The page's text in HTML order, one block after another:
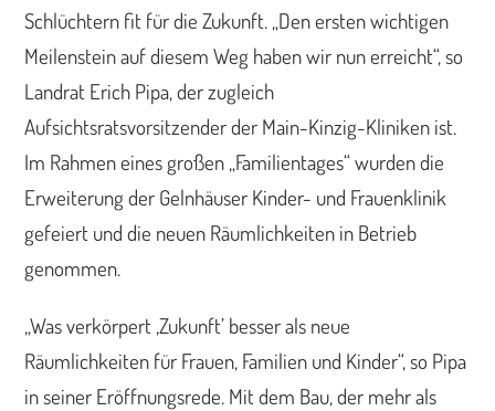
Schlüchtern fit für die Zukunft. „Den ersten wichtigen
Meilenstein auf diesem Weg haben wir nun erreicht“, so
Landrat Erich Pipa, der zugleich
Aufsichtsratsvorsitzender der Main-Kinzig-Kliniken ist.
Im Rahmen eines großen „Familientages“ wurden die
Erweiterung der Gelnhäuser Kinder- und Frauenklinik
gefeiert und die neuen Räumlichkeiten in Betrieb
genommen.
„Was verkörpert ‚Zukunft’ besser als neue
Räumlichkeiten für Frauen, Familien und Kinder“, so Pipa
in seiner Eröffnungsrede. Mit dem Bau, der mehr als